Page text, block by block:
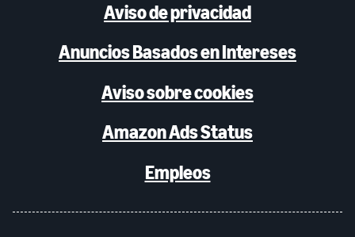
Aviso de privacidad
Anuncios Basados en Intereses
Aviso sobre cookies
Amazon Ads Status
Empleos